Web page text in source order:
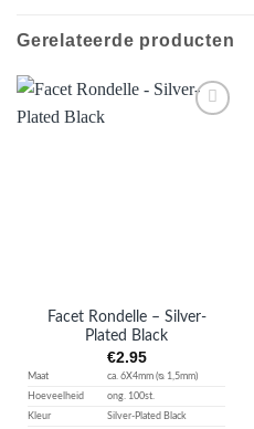
Gerelateerde producten
Facet Rondelle – Silver-
Plated Black
€2.95
Maat
ca. 6X4mm (ᴓ 1,5mm)
Hoeveelheid
ong. 100st.
Kleur
Silver-Plated Black